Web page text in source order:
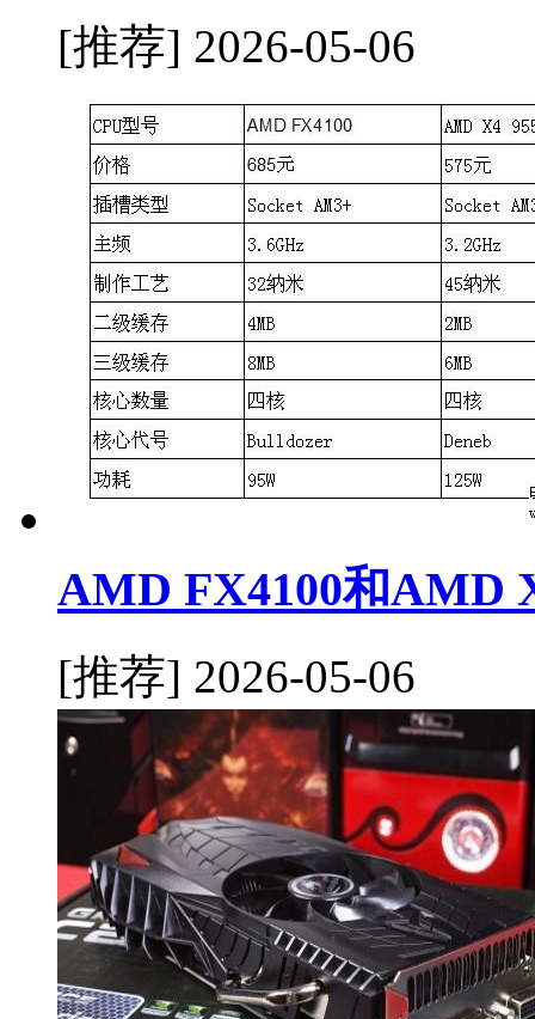
[推荐] 2026-05-06
AMD FX4100和AMD
[推荐] 2026-05-06